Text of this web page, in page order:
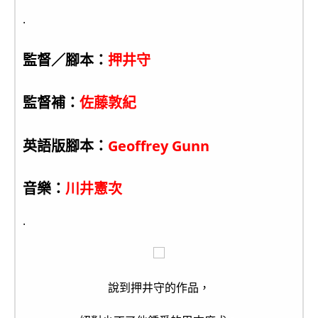
.
監督／腳本： 押井守
監督補： 佐藤敦紀
英語版腳本： Geoffrey Gunn
音樂： 川井憲次
.
說到押井守的作品，